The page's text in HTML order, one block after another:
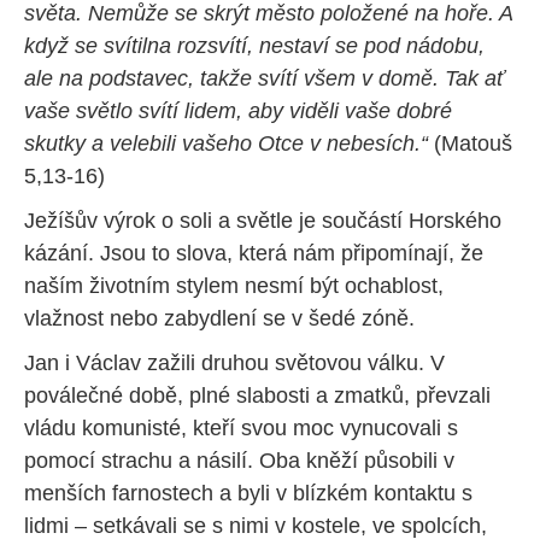
světa. Nemůže se skrýt město položené na hoře. A
když se svítilna rozsvítí, nestaví se pod nádobu,
ale na podstavec, takže svítí všem v domě. Tak ať
vaše světlo svítí lidem, aby viděli vaše dobré
skutky a velebili vašeho Otce v nebesích.“(Matouš
5,13-16)
Ježíšův výrok o soli a světle je součástí Horského
kázání. Jsou to slova, která nám připomínají, že
naším životním stylem nesmí být ochablost,
vlažnost nebo zabydlení se v šedé zóně.
Jan i Václav zažili druhou světovou válku. V
poválečné době, plné slabosti a zmatků, převzali
vládu komunisté, kteří svou moc vynucovali s
pomocí strachu a násilí. Oba kněží působili v
menších farnostech a byli v blízkém kontaktu s
lidmi – setkávali se s nimi v kostele, ve spolcích,